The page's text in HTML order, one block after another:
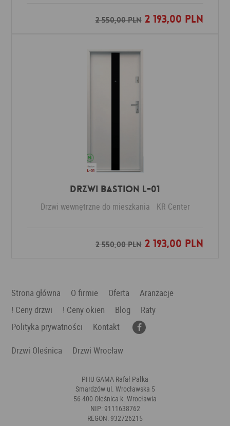
2 550,00 PLN2 193,00 PLN
Dodaj do ulubionych
Drzwi Bastion L-01
Drzwi wewnętrzne do mieszkania KR Center
2 550,00 PLN2 193,00 PLN
Dodaj do ulubionych
Strona główna O firmie Oferta
Aranżacje
! Ceny drzwi
! Ceny okien Blog
Raty
Polityka prywatności
Kontakt
Drzwi Oleśnica
Drzwi Wrocław
PHU GAMA Rafał Pałka
Smardzów ul. Wrocławska 5
56-400 Oleśnica k. Wrocławia
NIP: 9111638762
REGON: 932726215